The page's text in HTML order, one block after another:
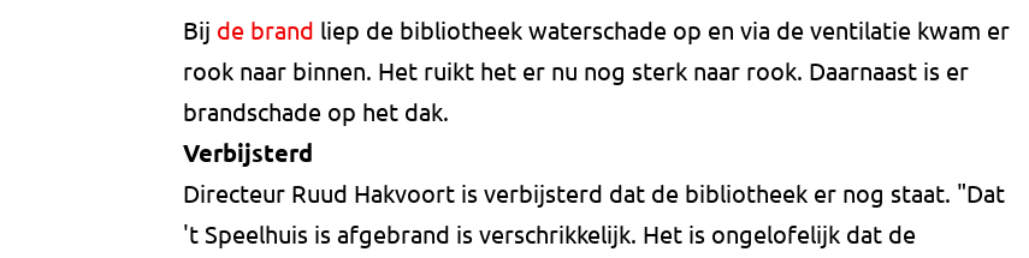
Bij de brand liep de bibliotheek waterschade op en via de ventilatie kwam er
rook naar binnen. Het ruikt het er nu nog sterk naar rook. Daarnaast is er
brandschade op het dak.
Verbijsterd
Directeur Ruud Hakvoort is verbijsterd dat de bibliotheek er nog staat. "Dat
't Speelhuis is afgebrand is verschrikkelijk. Het is ongelofelijk dat de